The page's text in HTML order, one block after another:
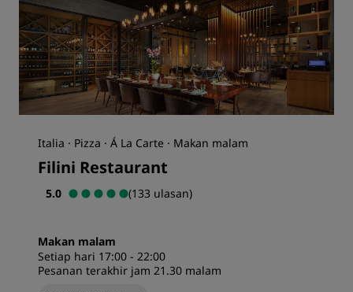
Italia · Pizza · Á La Carte · Makan malam
Filini Restaurant
5.0 (133 ulasan)
Makan malam
Setiap hari 17:00 - 22:00
Pesanan terakhir jam 21.30 malam